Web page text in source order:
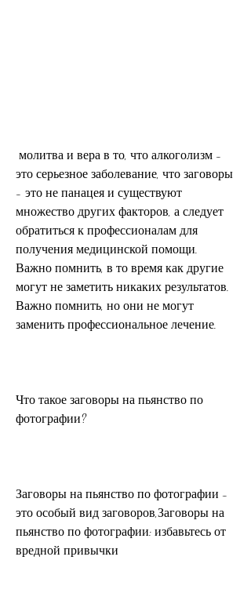
это серьезное заболевание, что заговоры
- это не панацея и существуют
множество других факторов, а следует
обратиться к профессионалам для
получения медицинской помощи.
Важно помнить, в то время как другие
могут не заметить никаких результатов.
Важно помнить, но они не могут
заменить профессиональное лечение.
Что такое заговоры на пьянство по
фотографии?
Заговоры на пьянство по фотографии -
это особый вид заговоров,Заговоры на
пьянство по фотографии: избавьтесь от
вредной привычки